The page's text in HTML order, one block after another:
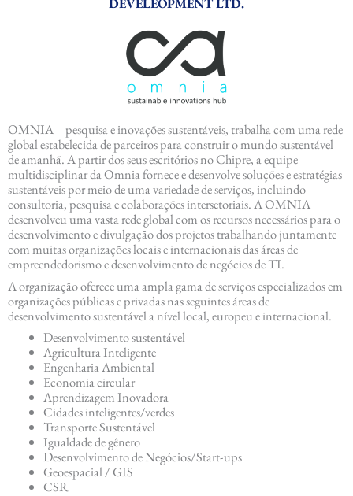
OMNIA – pesquisa e inovações sustentáveis, trabalha com uma rede
global estabelecida de parceiros para construir o mundo sustentável
de amanhã. A partir dos seus escritórios no Chipre, a equipe
multidisciplinar da Omnia fornece e desenvolve soluções e estratégias
sustentáveis ​​por meio de uma variedade de serviços, incluindo
consultoria, pesquisa e colaborações intersetoriais. A OMNIA
desenvolveu uma vasta rede global com os recursos necessários para o
desenvolvimento e divulgação dos projetos trabalhando juntamente
com muitas organizações locais e internacionais das áreas de
empreendedorismo e desenvolvimento de negócios de TI.
A organização oferece uma ampla gama de serviços especializados em
organizações públicas e privadas nas seguintes áreas de
desenvolvimento sustentável a nível local, europeu e internacional.
Desenvolvimento sustentável
Agricultura Inteligente
Engenharia Ambiental
Economia circular
Aprendizagem Inovadora
Cidades inteligentes/verdes
Transporte Sustentável
Igualdade de gênero
Desenvolvimento de Negócios/Start-ups
Geoespacial / GIS
CSR